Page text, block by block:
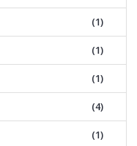
(1)
(1)
(1)
(4)
(1)